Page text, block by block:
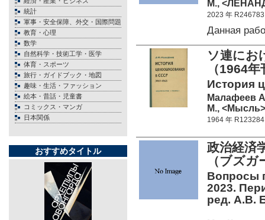
統計
軍事・安全保障、外交・国際問題
教育・心理
数学
自然科学・技術工学・医学
体育・スポーツ
旅行・ガイドブック・地図
趣味・生活・ファッション
絵本・昔話・児童書
コミックス・マンガ
日本関係
おすすめタイトル
М.,
2023 年 R246783
Данная
ソ連にお
（1964年
История
Малафеев
М.,
1964 年 R123284
政治経済
（ブズ
Вопросы
2023.
ред. А.В.